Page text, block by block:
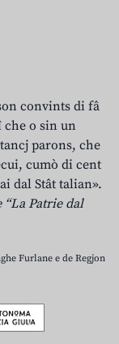
convints di fâ
che o sin un
parons, che
cumò di cent
dal Stât talian».
Patrie dal
Furlane e de Regjon